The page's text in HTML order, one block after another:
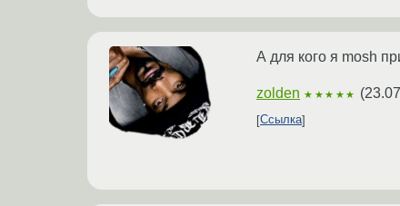
А для кого я mosh
zolden ★★★★★ (
Ссылка